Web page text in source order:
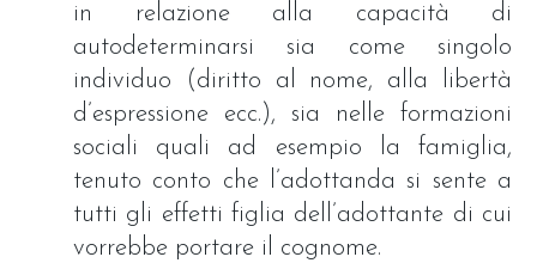
in relazione alla capacità di
autodeterminarsi sia come singolo
individuo (diritto al nome, alla libertà
d’espressione ecc.), sia nelle formazioni
sociali quali ad esempio la famiglia,
tenuto conto che l’adottanda si sente a
tutti gli effetti figlia dell’adottante di cui
vorrebbe portare il cognome.